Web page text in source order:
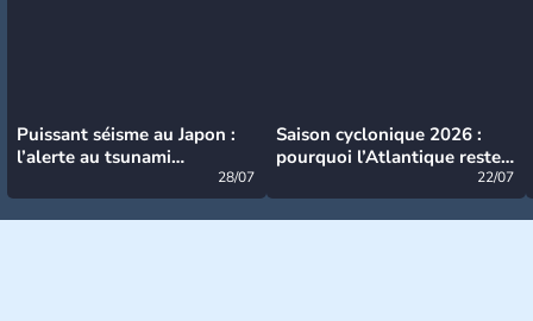
Puissant séisme au Japon :
l’alerte au tsunami
28/07
Saison cyclonique 2026 :
pourquoi l’Atlantique reste
22/07